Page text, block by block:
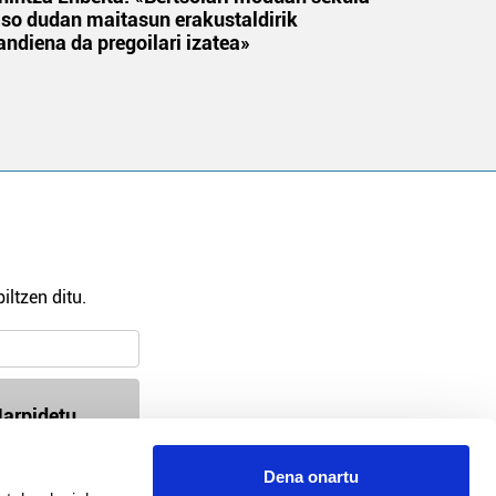
Dena onartu
dudan maitasun erakustaldirik
da pregoilari izatea»
ditu.